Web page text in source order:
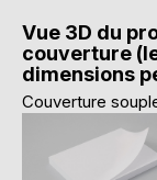
Vue 3D du
couverture
dimensions
Couverture